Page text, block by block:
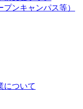
ンキャンパス等）
について